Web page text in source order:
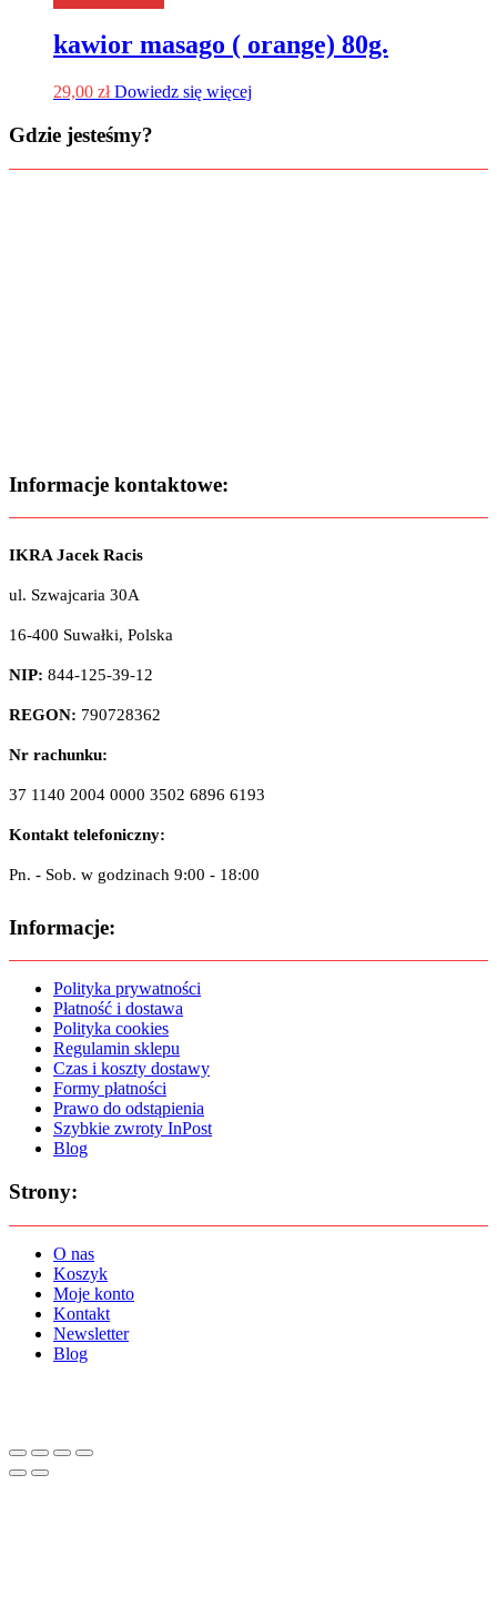
kawior masago ( orange) 80g.
29,00 zł Dowiedz się więcej
Gdzie jesteśmy?
Informacje kontaktowe:
IKRA Jacek Racis
ul. Szwajcaria 30A
16-400 Suwałki, Polska
NIP: 844-125-39-12
REGON: 790728362
Nr rachunku:
37 1140 2004 0000 3502 6896 6193
Kontakt telefoniczny:
Pn. - Sob. w godzinach 9:00 - 18:00
Informacje:
Polityka prywatności
Płatność i dostawa
Polityka cookies
Regulamin sklepu
Czas i koszty dostawy
Formy płatności
Prawo do odstąpienia
Szybkie zwroty InPost
Blog
Strony:
O nas
Koszyk
Moje konto
Kontakt
Newsletter
Blog